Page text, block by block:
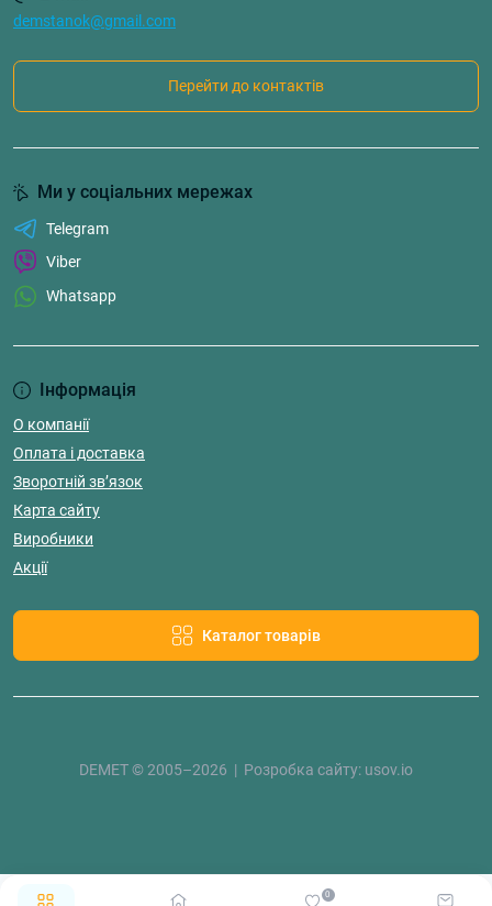
0
demstanok@gmail.com
Перейти до контактів
Інформація
О компанії
Оплата і доставка
Зворотній зв’язок
Карта сайту
Виробники
Акції
Каталог товарів
Ми у соціальних мережах
Telegram
Viber
Whatsapp
DEMET © 2005–2026 | Розробка сайту: usov.io